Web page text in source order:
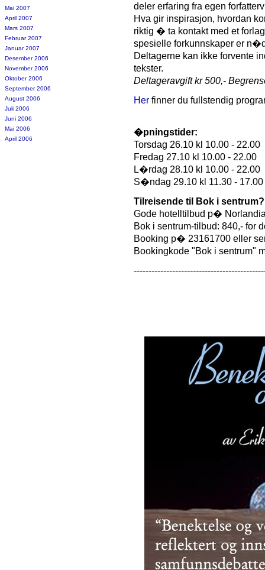
Mai 2007
April 2007
Mars 2007
Februar 2007
Januar 2007
Desember 2006
November 2006
Oktober 2006
September 2006
August 2006
Juli 2006
Juni 2006
Mai 2006
April 2006
deler erfaring fra egen
Hva gir inspirasjon, hvordan
riktig � ta kontakt med et
spesielle forkunnskaper er
Deltagerne kan ikke forvente
tekster.
Deltageravgift kr 500,-
Her finner du fullstendig
�pningstider:
Torsdag 26.10 kl 10.00 - 22.00
Fredag 27.10 kl 10.00 - 22.00
L�rdag 28.10 kl 10.00 - 22.00
S�ndag 29.10 kl 11.30 - 17.00
Tilreisende til Bok i sentrum?
Gode hotelltilbud p�
Bok i sentrum-tilbud: 840,- for
Booking p� 23161700 eller
Bookingkode "Bok i